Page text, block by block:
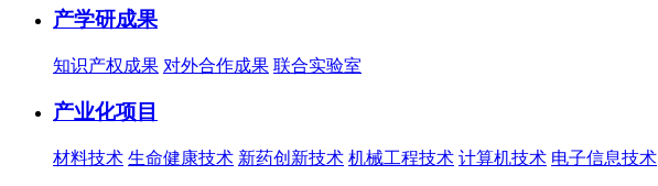
产学研成果
知识产权成果 对外合作成果 联合实验室
产业化项目
材料技术 生命健康技术 新药创新技术 机械工程技术 计算机技术 电子信息技术